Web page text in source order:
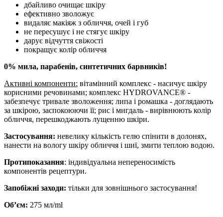
дбайливо очищає шкіру
ефективно зволожує
видаляє макіяж з обличчя, очей і губ
не пересушує і не стягує шкіру
дарує відчуття свіжості
покращує колір обличчя
0% мила, парабенів, синтетичних барвників!
Активні компоненти: вітамінний комплекс - насичує шкіру
корисними речовинами; комплекс HYDROVANCE® -
забезпечує тривале зволоження; липа і ромашка - доглядають
за шкірою, заспокоюючи її; рис і мигдаль - вирівнюють колір
обличчя, перешкоджають лущенню шкіри.
Застосування: невелику кількість гелю спінити в долонях,
нанести на вологу шкіру обличчя і шиї, змити теплою водою.
Протипоказання: індивідуальна непереносимість
компонентів рецептури.
Запобіжні заходи: тільки для зовнішнього застосування!
Об’єм: 275 мл/ml